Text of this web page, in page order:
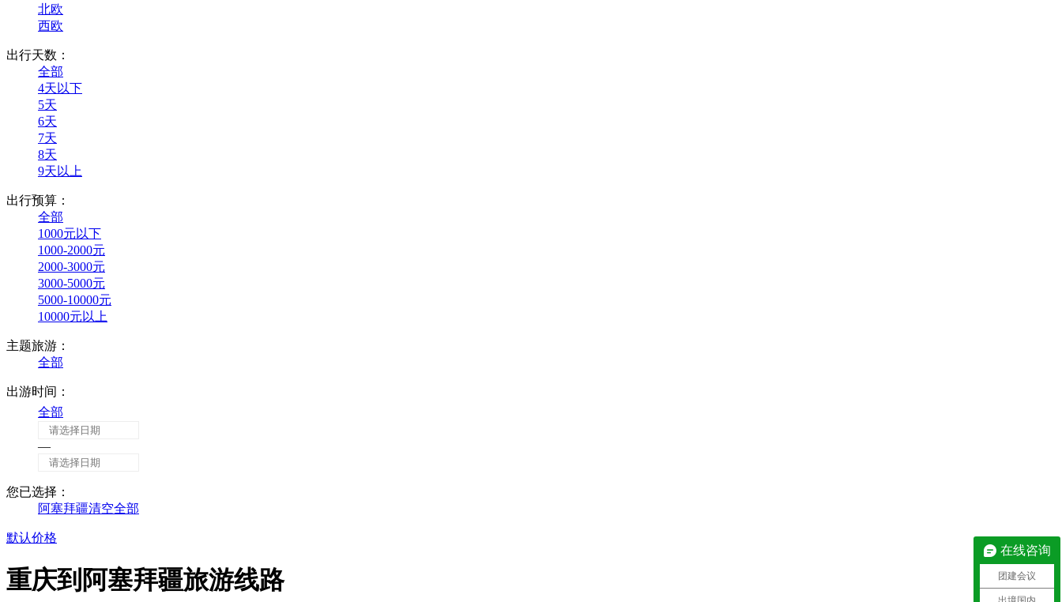
北欧
西欧
出行天数：
全部
4天以下
5天
6天
7天
8天
9天以上
出行预算：
全部
1000元以下
1000-2000元
2000-3000元
3000-5000元
5000-10000元
10000元以上
主题旅游：
全部
出游时间：
全部
—
您已选择：
阿塞拜疆清空全部
默认价格
重庆到阿塞拜疆旅游线路
在线咨询
团建会议